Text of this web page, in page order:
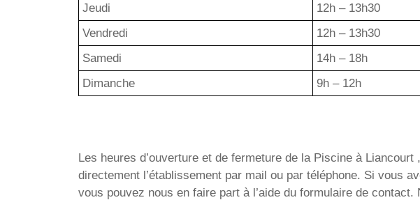
Jeudi
12h – 13h30
Vendredi
12h – 13h30
Samedi
14h – 18h
Dimanche
9h – 12h
Les heures d’ouverture et de fermeture de la Piscine à
directement l’établissement par mail ou par téléphone. Si vous
vous pouvez nous en faire part à l’aide du formulaire de